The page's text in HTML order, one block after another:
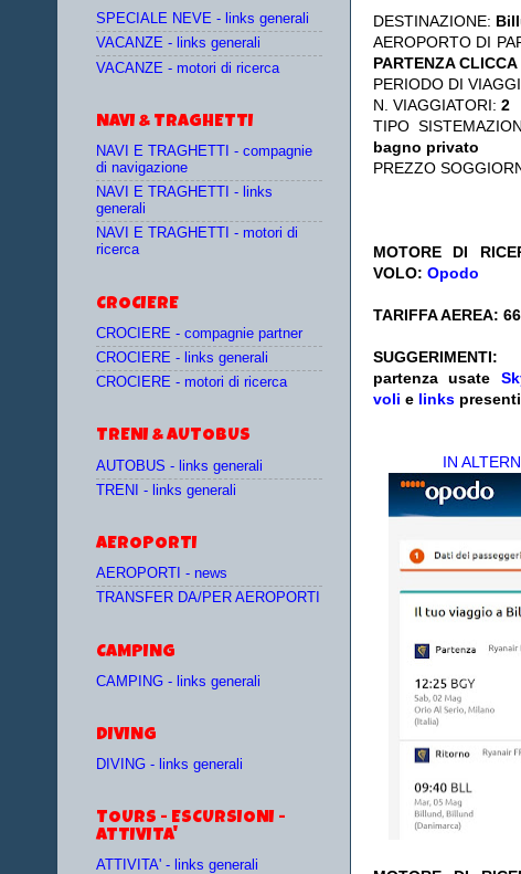
DESTINAZIONE:
AEROPORTO DI
PARTENZA CLICCA
PERIODO DI
N. VIAGGIATORI: 2
TIPO
bagno privato
PREZZO
MOTORE DI
VOLO: Opodo
TARIFFA AEREA:
SUGGERIMENTI:
partenza usate
voli e links
IN
SPECIALE NEVE - links generali
VACANZE - links generali
VACANZE - motori di ricerca
NAVI & TRAGHETTI
NAVI E TRAGHETTI - compagnie
di navigazione
NAVI E TRAGHETTI - links
generali
NAVI E TRAGHETTI - motori di
ricerca
CROCIERE
CROCIERE - compagnie partner
CROCIERE - links generali
CROCIERE - motori di ricerca
TRENI & AUTOBUS
AUTOBUS - links generali
TRENI - links generali
AEROPORTI
AEROPORTI - news
TRANSFER DA/PER AEROPORTI
CAMPING
CAMPING - links generali
DIVING
DIVING - links generali
TOURS - ESCURSIONI -
ATTIVITA'
ATTIVITA' - links generali